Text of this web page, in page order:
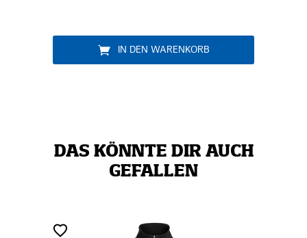
IN DEN WARENKORB
DAS KÖNNTE DIR AUCH
GEFALLEN